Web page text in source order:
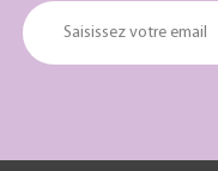
Saisissez votre email